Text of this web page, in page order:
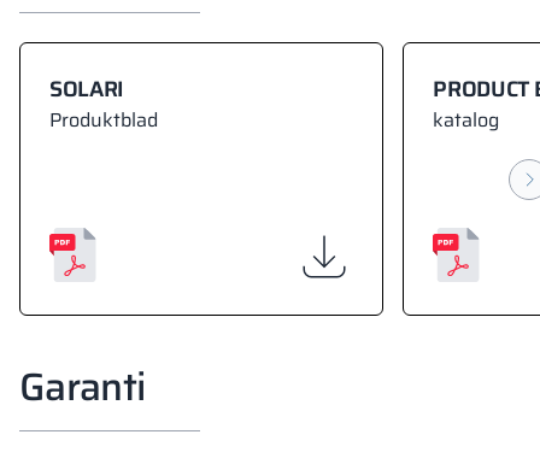
SOLARI
Produktblad
PRODUCT
katalog
Garanti